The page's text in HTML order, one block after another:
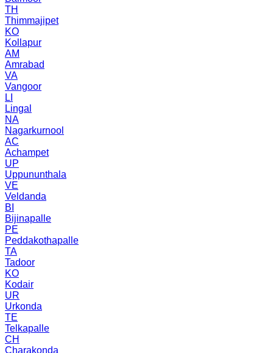
TH
Thimmajipet
KO
Kollapur
AM
Amrabad
VA
Vangoor
LI
Lingal
NA
Nagarkurnool
AC
Achampet
UP
Uppununthala
VE
Veldanda
BI
Bijinapalle
PE
Peddakothapalle
TA
Tadoor
KO
Kodair
UR
Urkonda
TE
Telkapalle
CH
Charakonda